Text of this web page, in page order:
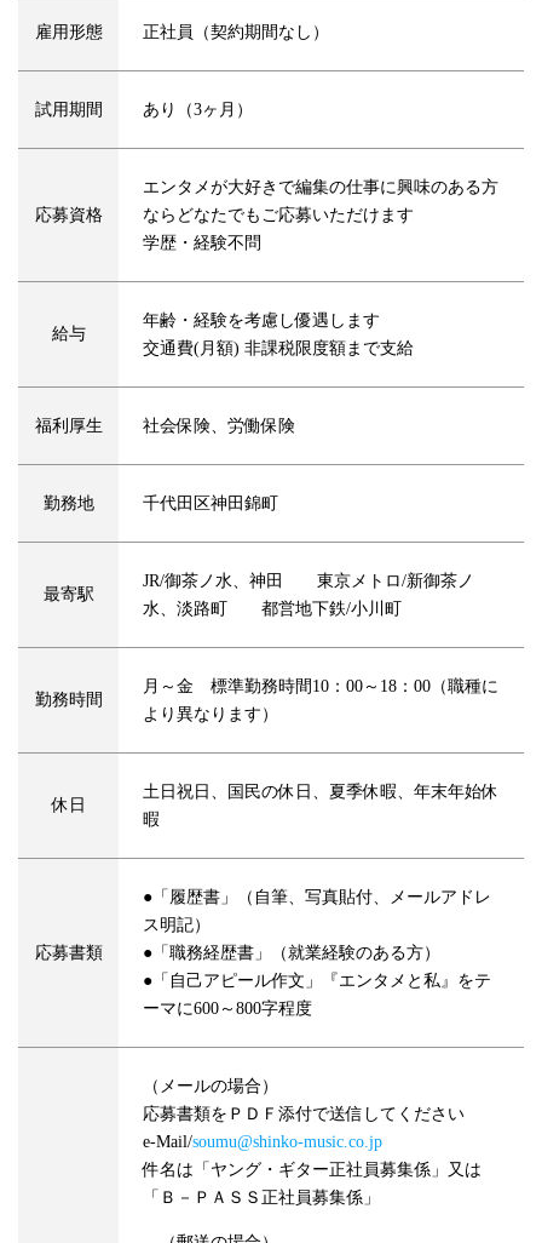
雇用形態 正社員（契約期間なし）
試用期間 あり（3ヶ月）
応募資格
エンタメが大好きで編集の仕事に興味のある方
ならどなたでもご応募いただけます
学歴・経験不問
給与
年齢・経験を考慮し優遇します
交通費(月額) 非課税限度額まで支給
福利厚生 社会保険、労働保険
勤務地 千代田区神田錦町
最寄駅
JR/御茶ノ水、神田 東京メトロ/新御茶ノ
水、淡路町 都営地下鉄/小川町
勤務時間
月～金 標準勤務時間10：00～18：00（職種に
より異なります）
休日
土日祝日、国民の休日、夏季休暇、年末年始休
暇
応募書類
●「履歴書」（自筆、写真貼付、メールアドレ
ス明記）
●「職務経歴書」（就業経験のある方）
●「自己アピール作文」『エンタメと私』をテ
ーマに600～800字程度
（メールの場合）
応募書類をＰＤＦ添付で送信してください
e-Mail/soumu@shinko-music.co.jp
件名は「ヤング・ギター正社員募集係」又は
「Ｂ－ＰＡＳＳ正社員募集係」